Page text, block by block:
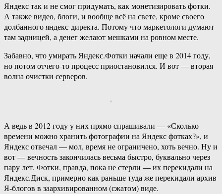
Яндекс так и не смог придумать, как монетизировать фотки.
А также видео, блоги, и вообще всё на свете, кроме своего
долбанного яндекс-директа. Потому что маркетологи думают
там задницей, а денег желают мешками на ровном месте.
Забавно, что умирать Яндекс.Фотки начали еще в 2014 году,
но потом отчего-то процесс приостановился. И вот — вторая
волна очистки серверов.
А ведь в 2012 году у них прямо спрашивали — «Сколько
времени можно хранить фотографии на Яндекс фотках?», и
Яндекс отвечал — мол, время не ограничено, хоть вечно. Ну и
вот — вечность закончилась весьма быстро, буквально через
пару лет. Фотки, правда, пока не стерли — их перекидали на
Яндекс.Диск, примерно как раньше туда же перекидали архив
Я-блогов в заархивированном (сжатом) виде.